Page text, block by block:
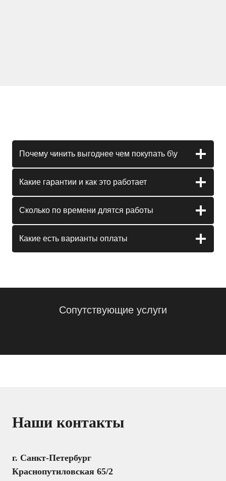
Почему чинить выгоднее чем покупать б\у
Какие гарантии и как это работает
Сколько по времени длятся работы
Какие есть варианты оплаты
Сопутствующие услуги
Наши контакты
г. Санкт-Петербург
Краснопутиловская 65/2